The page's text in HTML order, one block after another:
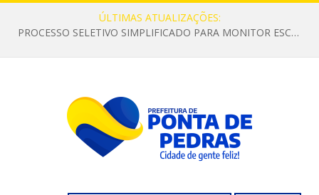
ÚLTIMAS ATUALIZAÇÕES:
PROCESSO SELETIVO SIMPLIFICADO PARA MONITOR ESCOLAR